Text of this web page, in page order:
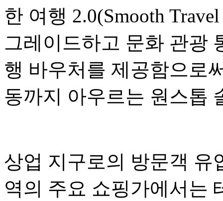
한 여행 2.0(Smooth
그레이드하고 문화 관광
행 바우처를 제공함으로
동까지 아우르는 원스톱
상업 지구로의 방문객 유
역의 주요 쇼핑가에서는